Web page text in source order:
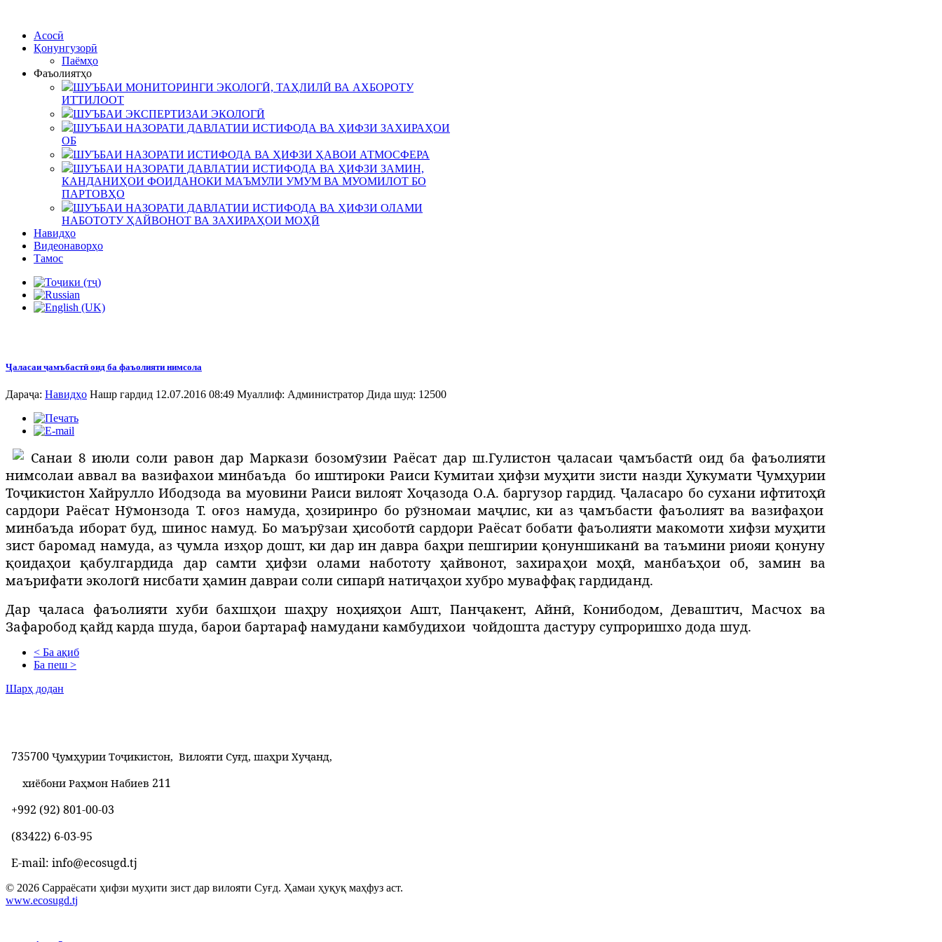
Асосӣ
Қонунгузорӣ
Паёмҳо
Фаъолиятҳо
ШУЪБАИ МОНИТОРИНГИ ЭКОЛОГӢ, ТАҲЛИЛӢ ВА АХБОРОТУ
ИТТИЛООТ
ШУЪБАИ ЭКСПЕРТИЗАИ ЭКОЛОГӢ
ШУЪБАИ НАЗОРАТИ ДАВЛАТИИ ИСТИФОДА ВА ҲИФЗИ ЗАХИРАҲОИ
ОБ
ШУЪБАИ НАЗОРАТИ ИСТИФОДА ВА ҲИФЗИ ҲАВОИ АТМОСФЕРА
ШУЪБАИ НАЗОРАТИ ДАВЛАТИИ ИСТИФОДА ВА ҲИФЗИ ЗАМИН,
КАНДАНИҲОИ ФОИДАНОКИ МАЪМУЛИ УМУМ ВА МУОМИЛОТ БО
ПАРТОВҲО
ШУЪБАИ НАЗОРАТИ ДАВЛАТИИ ИСТИФОДА ВА ҲИФЗИ ОЛАМИ
НАБОТОТУ ҲАЙВОНОТ ВА ЗАХИРАҲОИ МОҲӢ
Навидҳо
Видеонаворҳо
Тамос
Ҷаласаи ҷамъбастӣ оид ба фаъолияти нимсола
Дараҷа: Навидҳо Нашр гардид 12.07.2016 08:49 Муаллиф: Администратор Дида шуд: 12500
Санаи 8 июли соли равон дар Маркази бозомӯзии Раёсат дар ш.Гулистон ҷаласаи ҷамъбастӣ оид ба фаъолияти
нимсолаи аввал ва вазифахои минбаъда бо иштироки Раиси Кумитаиҳифзи муҳити зисти назди ҲукуматиҶумҳурии
Тоҷикистон Хайрулло Ибодзода ва муовини Раиси вилоят Хоҷазода О.А. баргузор гардид.Ҷаласаро бо сухани ифтитоҳӣ
сардори Раёсат Нӯмонзода Т. оғоз намуда, ҳозиринро бо рӯзномаи маҷлис, ки аз ҷамъбасти фаъолият ва вазифаҳои
минбаъда иборат буд, шинос намуд. Бо маърӯзаи ҳисоботӣсардори Раёсат бобати фаъолияти макомоти хифзи муҳити
зист баромад намуда, аз ҷумла изҳор дошт, ки дар ин давра баҳри пешгирииқонуншиканӣ ва таъмини риояи қонуну
қоидаҳоиқабулгардида дар самтиҳифзи олами набототуҳайвонот, захираҳои моҳӣ, манбаъҳои об, замин ва
маърифати экологӣ нисбати ҳамин давраи соли сипарӣ натиҷаҳои хубро муваффақ гардиданд.
Дар ҷаласа фаъолияти хуби бахшҳои шаҳру ноҳияҳои Ашт, Панҷакент, Айнӣ, Конибодом, Деваштич, Масчох ва
Зафаробод қайд карда шуда, барои бартараф намудани камбудихои чойдошта дастуру супроришхо дода шуд.
< Ба ақиб
Ба пеш >
Шарҳ додан
735700 Ҷумҳурии Тоҷикистон, Вилояти Суғд, шаҳри Хуҷанд,
хиёбони Раҳмон Набиев 211
+992 (92) 801-00-03
(83422) 6-03-95
E-mail: info@ecosugd.tj
© 2026 Сарраёсати ҳифзи муҳити зист дар вилояти Суғд. Ҳамаи ҳуқуқ маҳфуз аст.
www.ecosugd.tj